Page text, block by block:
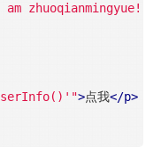
zhuoqianmingyue!"
>点我</p>